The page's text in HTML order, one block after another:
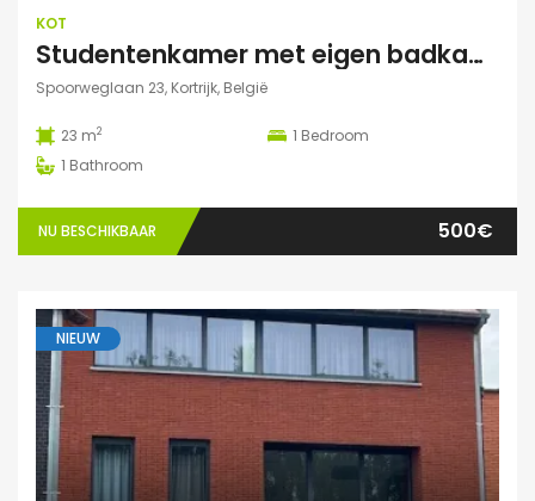
KOT
Studentenkamer met eigen badkamer
Spoorweglaan 23, Kortrijk, België
23 m2 1 Bedroom
1 Bathroom
NU BESCHIKBAAR 500€
NIEUW